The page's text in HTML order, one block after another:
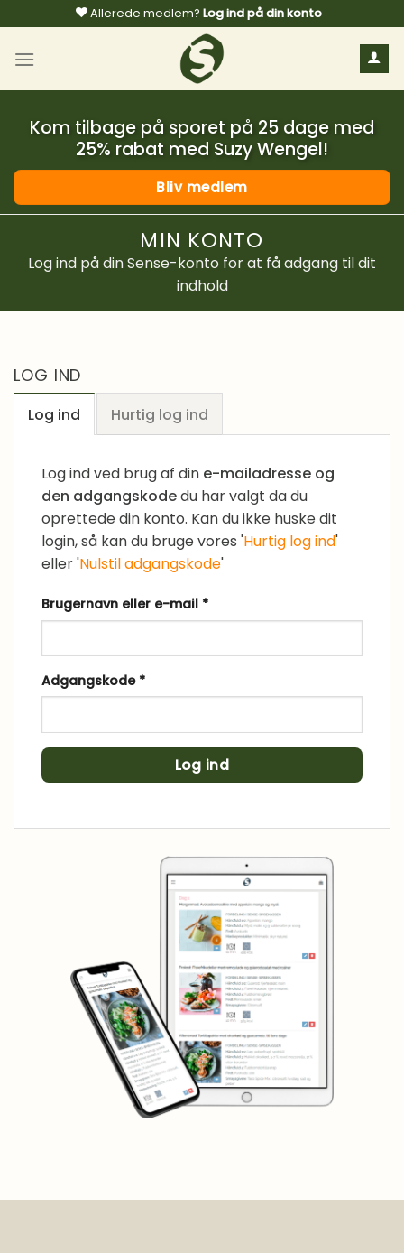
til
indhold
Allerede medlem? Log ind på din konto
Kom tilbage på sporet på 25 dage med
25% rabat med Suzy Wengel!
Bliv medlem
MIN KONTO
Log ind på din Sense-konto for at få adgang til dit
indhold
LOG IND
Log ind Hurtig log ind
Log ind ved brug af din e-mailadresse og
den adgangskodedu har valgt da du
oprettede din konto. Kan du ikke huske dit
login, så kan du bruge vores 'Hurtig log ind'
eller 'Nulstil adgangskode'
Brugernavn eller e-mail *Påkrævet
Adgangskode *Påkrævet
Log ind